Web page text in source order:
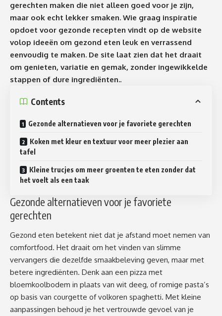
gerechten maken die niet alleen goed voor je zijn,
maar ook echt lekker smaken. Wie graag inspiratie
opdoet voor gezonde recepten vindt op de website
volop ideeën om gezond eten leuk en verrassend
eenvoudig te maken. De site laat zien dat het draait
om genieten, variatie en gemak, zonder ingewikkelde
stappen of dure ingrediënten..
Contents
Gezonde alternatieven voor je favoriete gerechten
Koken met kleur en textuur voor meer plezier aan
tafel
Kleine trucjes om meer groenten te eten zonder dat
het voelt als een taak
Gezonde alternatieven voor je favoriete
gerechten
Gezond eten betekent niet dat je afstand moet nemen van
comfortfood. Het draait om het vinden van slimme
vervangers die dezelfde smaakbeleving geven, maar met
betere ingrediënten. Denk aan een pizza met
bloemkoolbodem in plaats van wit deeg, of romige pasta’s
op basis van courgette of volkoren spaghetti. Met kleine
aanpassingen behoud je het vertrouwde gevoel van je